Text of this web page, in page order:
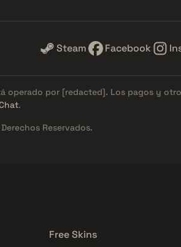
Steam Facebook
operado por [redacted]. Los pagos y
.
Reservados.
Free Skins